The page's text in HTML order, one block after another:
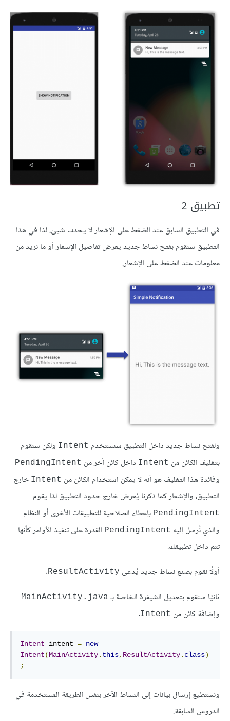
تطبيق 2
في التطبيق السابق عند الضغط على الإشعار لا يحدث شيئ، لذا في هذا
التطبيق سنقوم بفتح نشاط جديد يعرض تفاصيل الإشعار أو ما نريد من
معلومات عند الضغط على الإشعار.
ولفتح نشاط جديد داخل التطبيق سنستخدم Intent ولكن سنقوم
بتغليف الكائن من Intent داخل كائن آخر من PendingIntent
وفائدة هذا التغليف هو أنه لا يمكن استخدام الكائن من Intent خارج
التطبيق، والإشعار كما ذكرنا يُعرض خارج حدود التطبيق لذا يقوم
PendingIntent بإعطاء الصلاحية للتطبيقات الأخرى أو النظام
والذي نُرسل إليه PendingIntent القدرة على تنفيذ الأوامر كأنها
تتم داخل تطبيقك.
أولًا نقوم بصنع نشاط جديد يُدعى ResultActivity
.
ثانيًا سنقوم بتعديل الشيفرة الخاصة بـ MainActivity.java
وإضافة كائن من Intent
.
Intent intent = new
Intent(MainActivity. this, ResultActivity. class)
;
ونستطيع إرسال بيانات إلى النشاط الآخر بنفس الطريقة المستخدمة في
الدروس السابقة.